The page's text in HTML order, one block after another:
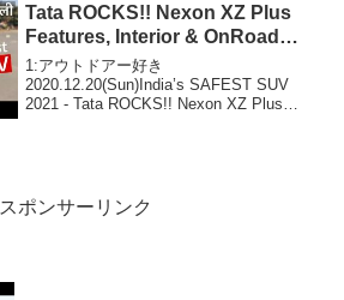
Tata ROCKS!! Nexon XZ Plus
Features, Interior & OnRoad
Price
1:アウトドアー好き
2020.12.20(Sun)India’s SAFEST SUV
2021 - Tata ROCKS!! Nexon XZ Plus
スポンサーリンク